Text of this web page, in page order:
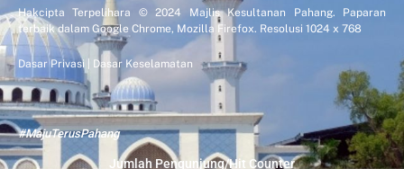
Hakcipta Terpelihara © 2024 Majlis Kesultanan Pahang. Paparan
terbaik dalam Google Chrome, Mozilla Firefox. Resolusi 1024 x 768
Dasar Privasi Dasar Keselamatan
#MajuTerusPahang
Jumlah Pengunjung/Hit Counter